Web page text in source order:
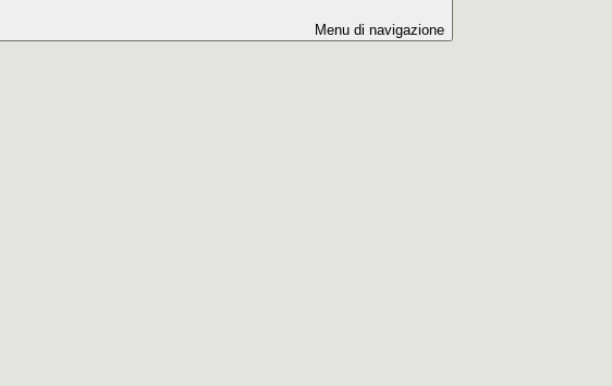
Menu di navigazione